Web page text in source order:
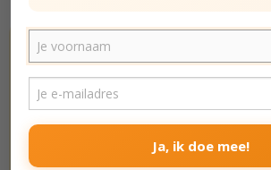
Hoe gelukkig ben jij echt? Doe de test.
De Gelukstest
Het leven is zeer de moeite waard.
Helemaal oneensJa, ik doe mee!